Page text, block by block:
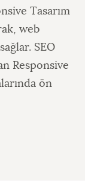
Tasarım
web
SEO
Responsive
ön